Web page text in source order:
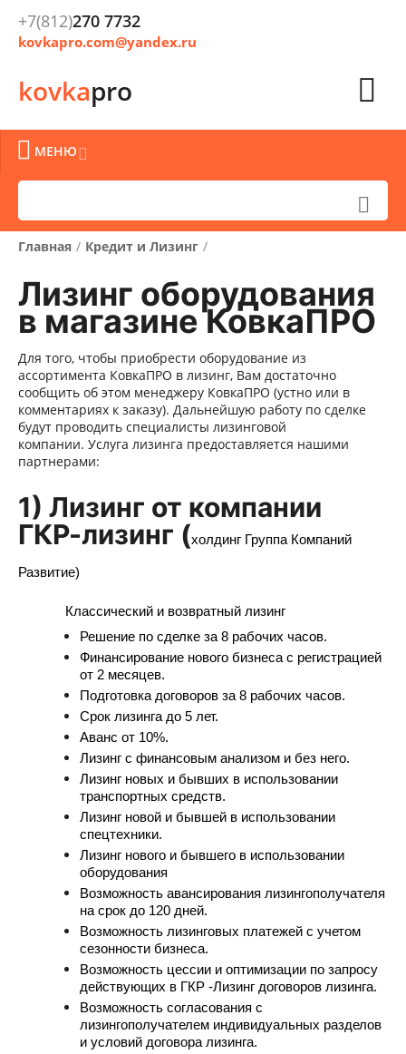
kovkapro
+7(812)270 7732
kovkapro.com@yandex.ru

 МЕНЮ

Главная / Кредит и Лизинг /
Лизинг оборудования
в магазине КовкаПРО
Для того, чтобы приобрести оборудование из
ассортимента КовкаПРО в лизинг, Вам достаточно
сообщить об этом менеджеру КовкаПРО (устно или в
комментариях к заказу). Дальнейшую работу по сделке
будут проводить специалисты лизинговой
компании. Услуга лизинга предоставляется нашими
партнерами:
1) Лизинг от компании
ГКР-лизинг (холдинг Группа Компаний
Развитие)
Классический и возвратный лизинг
Решение по сделке за 8 рабочих часов.
Финансирование нового бизнеса с регистрацией
от 2 месяцев.
Подготовка договоров за 8 рабочих часов.
Срок лизинга до 5 лет.
Аванс от 10%.
Лизинг с финансовым анализом и без него.
Лизинг новых и бывших в использовании
транспортных средств.
Лизинг новой и бывшей в использовании
спецтехники.
Лизинг нового и бывшего в использовании
оборудования
Возможность авансирования лизингополучателя
на срок до 120 дней.
Возможность лизинговых платежей с учетом
сезонности бизнеса.
Возможность цессии и оптимизации по запросу
действующих в ГКР -Лизинг договоров лизинга.
Возможность согласования с
лизингополучателем индивидуальных разделов
и условий договора лизинга.